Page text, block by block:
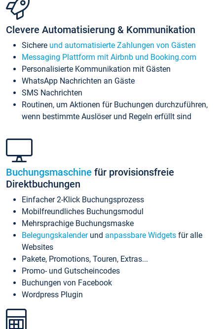
Clevere Automatisierung & Kommunikation
Sichere und automatisierte Zahlungen von Gästen
Messaging Plattform mit Airbnb und Booking.com
Personalisierte Kommunikation mit Gästen
WhatsApp Nachrichten an Gäste
SMS Nachrichten
Routinen, um Aktionen für Buchungen durchzuführen,
wenn bestimmte Auslöser und Regeln erfüllt sind
Buchungsmaschine für provisionsfreie
Direktbuchungen
Einfacher 2-Klick Buchungsprozess
Mobilfreundliches Buchungsmodul
Mehrsprachige Buchungsmaske
Belegungskalenderund anpassbare Widgets für alle
Websites
Pakete, Promotions, Touren, Extras...
Promo- und Gutscheincodes
Buchungen von Facebook
Wordpress Plugin